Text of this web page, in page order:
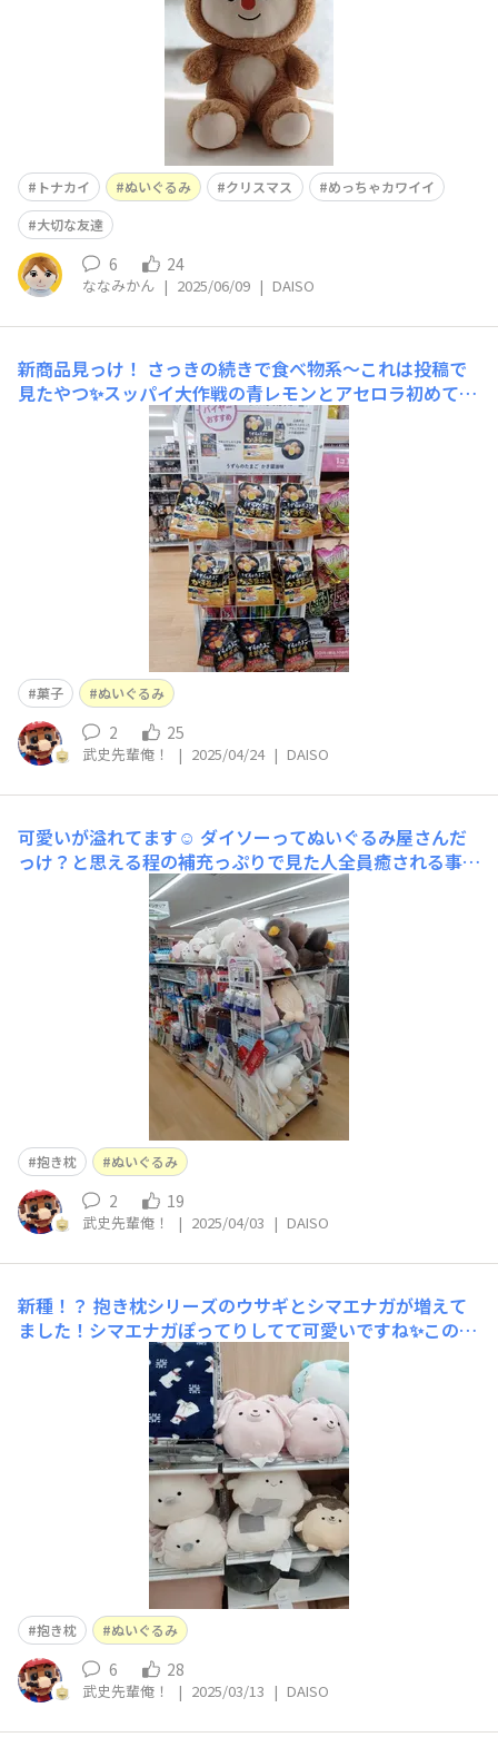
トナカイ ぬいぐるみ クリスマス
めっちゃカワイイ
大切な友達
6 24
ななみかん | 2025/06/09 | DAISO
新商品見っけ！ さっきの続きで食べ物系～これは投稿で
見たやつ✨スッパイ大作戦の青レモンとアセロラ初めて見
る気がする…🤔そしてこのチョコグミ達…、フレーバーは
結構攻めの姿勢を感じます❗暑さとお腹を満たしてくれる
コーナー、果肉たっぷりのこのジュレも僕は初めましての
ご挨拶ですね。気になる商品だらけで毎回楽しい時間を過
菓子 ぬいぐるみ
2 25
武史先輩俺！ | 2025/04/24 | DAISO
可愛いが溢れてます☺️ ダイソーってぬいぐるみ屋さんだ
っけ？と思える程の補充っぷりで見た人全員癒される事間
違いなし！この幸せそうな表情が良いですよね✨
抱き枕 ぬいぐるみ
2 19
武史先輩俺！ | 2025/04/03 | DAISO
新種！？ 抱き枕シリーズのウサギとシマエナガが増えて
ました！シマエナガぽってりしてて可愛いですね✨このシ
リーズは見ててホッコリします☺️（既にハリネズミは家に
居るけど仲間を増やすべきか…）
抱き枕 ぬいぐるみ
6 28
武史先輩俺！ | 2025/03/13 | DAISO